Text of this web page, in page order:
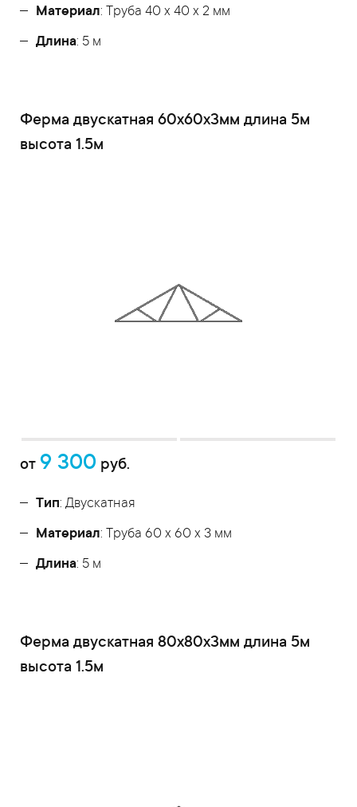
Материал: Труба 40 x 40 x 2 мм
Длина: 5 м
Ферма двускатная 60x60x3мм длина 5м
высота 1.5м
от 9 300 руб.
Тип: Двускатная
Материал: Труба 60 x 60 x 3 мм
Длина: 5 м
Ферма двускатная 80x80x3мм длина 5м
высота 1.5м